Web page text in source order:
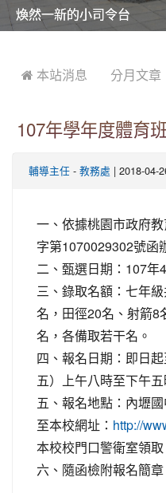
美麗的操場是我們活力的來
美麗的操場是我們活力的來
煥然一新的小司令台
煥然一新的小司令台
富含桃園埤塘田園風光意象
富含桃園埤塘田園風光意象
嶄新的中庭廣場
嶄新的中庭廣場
水生池生生不息
水生池生生不息
 本站消息 分月文章
107年學年度體育
輔導主任 - 教務處 | 2018-04-
一、依據桃園市政府
字第1070029302號函
二、甄選日期：107年
三、錄取名額：七年
名，田徑20名、射箭8
名，各備取若干名。
四、報名日期：即日
五）上午八時至下午
五、報名地點：內壢
至本校網址： http://
本校校門口警衛室領取
六、隨函檢附報名簡章